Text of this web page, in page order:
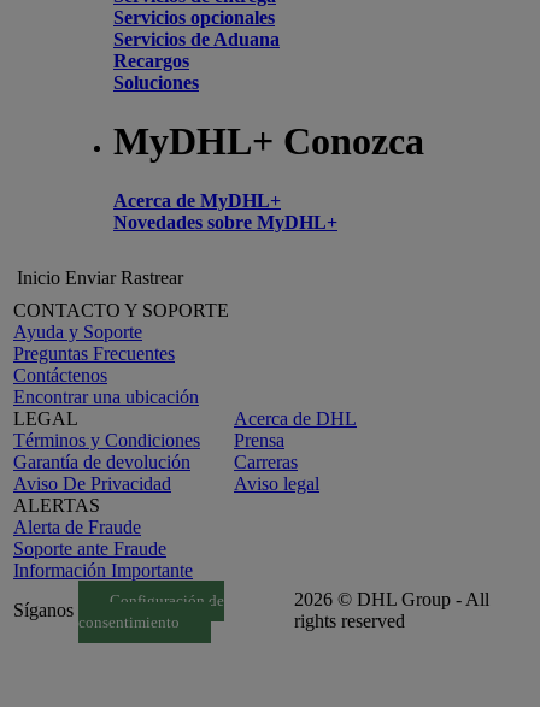
Servicios opcionales
Servicios de Aduana
Recargos
Soluciones
MyDHL+ Conozca
Acerca de MyDHL+
Novedades sobre MyDHL+
Inicio Enviar Rastrear
CONTACTO Y SOPORTE
Ayuda y Soporte
Preguntas Frecuentes
Contáctenos
Encontrar una ubicación
LEGAL
Términos y Condiciones
Garantía de devolución
Aviso De Privacidad
ALERTAS
Alerta de Fraude
Soporte ante Fraude
Información Importante
Acerca de DHL
Prensa
Carreras
Aviso legal
Síganos
Configuración de
consentimiento
2026 © DHL Group - All
rights reserved